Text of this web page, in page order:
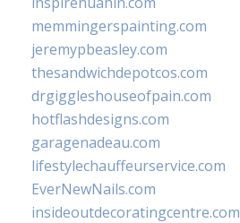
memmingerspainting.com
jeremypbeasley.com
thesandwichdepotcos.com
drgiggleshouseofpain.com
hotflashdesigns.com
garagenadeau.com
lifestylechauffeurservice.com
EverNewNails.com
insideoutdecoratingcentre.com